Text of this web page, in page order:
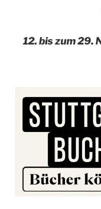
12. bis zum 29.